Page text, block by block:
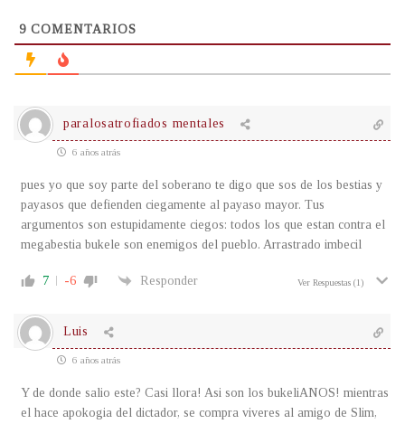
9 COMENTARIOS
paralosatrofiados mentales
6 años atrás
pues yo que soy parte del soberano te digo que sos de los bestias y
payasos que defienden ciegamente al payaso mayor. Tus
argumentos son estupidamente ciegos: todos los que estan contra el
megabestia bukele son enemigos del pueblo. Arrastrado imbecil
7 -6 Responder Ver Respuestas (1)
Luis
6 años atrás
Y de donde salio este? Casi llora! Asi son los bukeliANOS! mientras
el hace apokogia del dictador, se compra viveres al amigo de Slim,